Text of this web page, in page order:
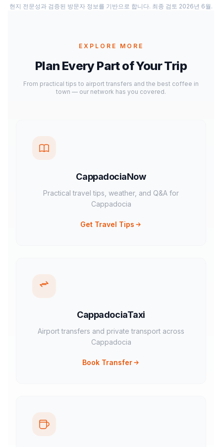
현지 전문성과 검증된 방문자 정보를 기반으로 합니다. 최종 검토 2026년 6월.
EXPLORE MORE
Plan Every Part of Your Trip
From practical tips to airport transfers and the best coffee in
town — our network has you covered.
CappadociaNow
Practical travel tips, weather, and Q&A for
Cappadocia
Get Travel Tips
CappadociaTaxi
Airport transfers and private transport across
Cappadocia
Book Transfer